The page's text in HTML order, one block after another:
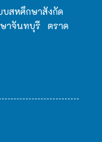
บสหศึกษาสังกัด
ษาจันทบุรี ตราด